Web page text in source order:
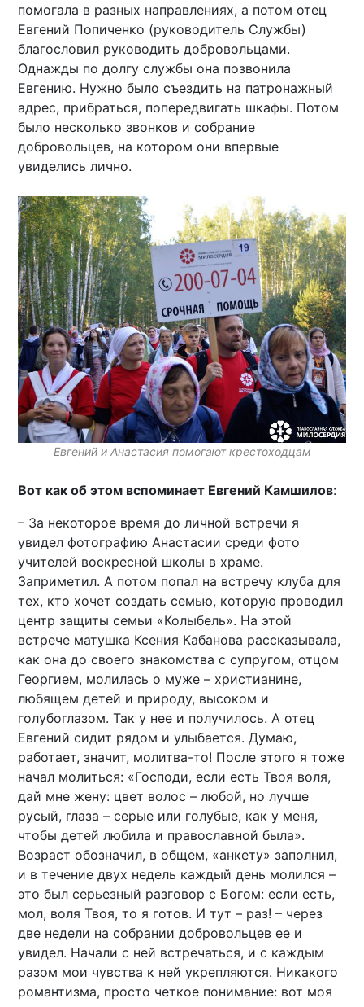
помогала в разных направлениях, а потом отец
Евгений Попиченко (руководитель Службы)
благословил руководить добровольцами.
Однажды по долгу службы она позвонила
Евгению. Нужно было съездить на патронажный
адрес, прибраться, попередвигать шкафы. Потом
было несколько звонков и собрание
добровольцев, на котором они впервые
увиделись лично.
Евгений и Анастасия помогают крестоходцам
Вот как об этом вспоминает Евгений Камшилов:
– За некоторое время до личной встречи я
увидел фотографию Анастасии среди фото
учителей воскресной школы в храме.
Заприметил. А потом попал на встречу клуба для
тех, кто хочет создать семью, которую проводил
центр защиты семьи «Колыбель». На этой
встрече матушка Ксения Кабанова рассказывала,
как она до своего знакомства с супругом, отцом
Георгием, молилась о муже – христианине,
любящем детей и природу, высоком и
голубоглазом. Так у нее и получилось. А отец
Евгений сидит рядом и улыбается. Думаю,
работает, значит, молитва-то! После этого я тоже
начал молиться: «Господи, если есть Твоя воля,
дай мне жену: цвет волос – любой, но лучше
русый, глаза – серые или голубые, как у меня,
чтобы детей любила и православной была».
Возраст обозначил, в общем, «анкету» заполнил,
и в течение двух недель каждый день молился –
это был серьезный разговор с Богом: если есть,
мол, воля Твоя, то я готов. И тут – раз! – через
две недели на собрании добровольцев ее и
увидел. Начали с ней встречаться, и с каждым
разом мои чувства к ней укрепляются. Никакого
романтизма, просто четкое понимание: вот моя